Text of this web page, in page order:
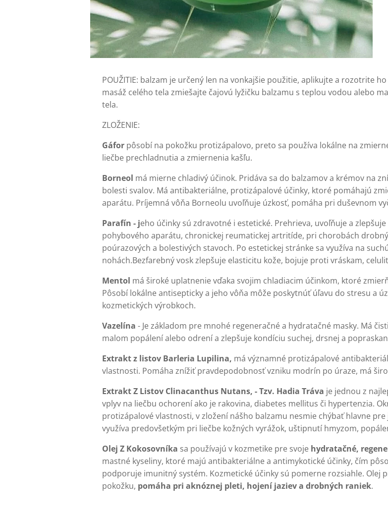
POUŽITIE: balzam je určený len na vonkajšie použitie, aplikujte a rozotrite
masáž celého tela zmiešajte čajovú lyžičku balzamu s teplou vodou alebo
tela.
ZLOŽENIE:
Gáforpôsobí na pokožku protizápalovo, preto sa používa lokálne na
liečbe prechladnutia a zmiernenia kašľu.
Borneol má mierne chladivý účinok. Pridáva sa do balzamov a krémov na
bolesti svalov. Má antibakteriálne, protizápalové účinky, ktoré pomáhajú
aparátu. Príjemná vôňa Borneolu uvoľňuje úzkosť, pomáha pri duševnom
Parafín - jeho účinky sú zdravotné i estetické. Prehrieva, uvoľňuje a
pohybového aparátu, chronickej reumatickej artritíde, pri chorobách
poúrazových a bolestivých stavoch. Po estetickej stránke sa využíva na
nohách.Bezfarebný vosk zlepšuje elasticitu kože, bojuje proti vráskam,
Mentol má široké uplatnenie vďaka svojim chladiacim účinkom, ktoré
Pôsobí lokálne antisepticky a jeho vôňa môže poskytnúť úľavu do stresu a
kozmetických výrobkoch.
Vazelína - Je základom pre mnohé regeneračné a hydratačné masky. Má
malom popálení alebo odrení a zlepšuje kondíciu suchej, drsnej a
Extrakt z listov Barleria Lupilina, má významné protizápalové
vlastnosti. Pomáha znížiť pravdepodobnosť vzniku modrín po úraze, má
Extrakt Z Listov Clinacanthus Nutans, - Tzv. Hadia Tráva je jednou z
vplyv na liečbu ochorení ako je rakovina, diabetes mellitus či hypertenzia.
protizápalové vlastnosti, v zložení nášho balzamu nesmie chýbať hlavne
využíva predovšetkým pri liečbe kožných vyrážok, uštipnutí hmyzom,
Olej Z Kokosovníka sa používajú v kozmetike pre svoje hydratačné,
mastné kyseliny, ktoré majú antibakteriálne a antimykotické účinky, čím
podporuje imunitný systém. Kozmetické účinky sú pomerne rozsiahle. Olej
pokožku, pomáha pri aknóznej pleti, hojení jaziev a drobných raniek.